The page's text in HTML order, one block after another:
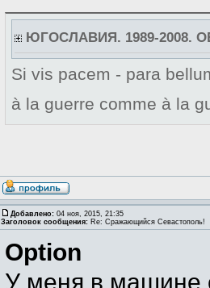
ЮГОСЛАВИЯ. 1989-2008.
Si vis pacem - para
à la guerre comme à la
Добавлено: 04 ноя, 2015, 21:35
Заголовок сообщения: Re: Сражающийся Севастополь!
Option
У меня в машине